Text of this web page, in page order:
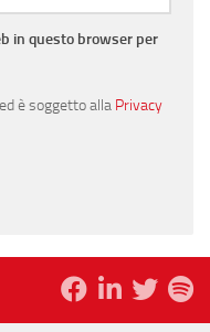
in questo browser per
è soggetto alla Privacy